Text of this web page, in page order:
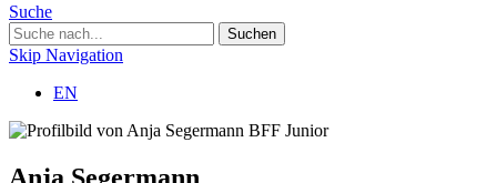
Suche
Skip Navigation
EN
BFF Junior
Anja Segermann